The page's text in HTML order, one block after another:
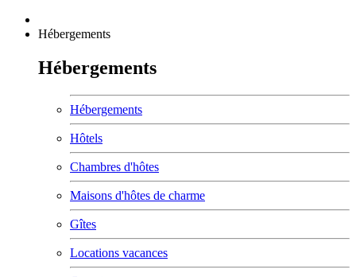
Hébergements
Hébergements
Hébergements
Hôtels
Chambres d'hôtes
Maisons d'hôtes de charme
Gîtes
Locations vacances